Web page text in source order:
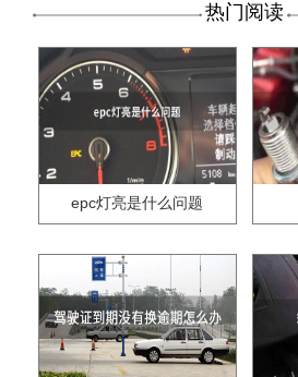
热门阅读
epc灯亮是什么问题